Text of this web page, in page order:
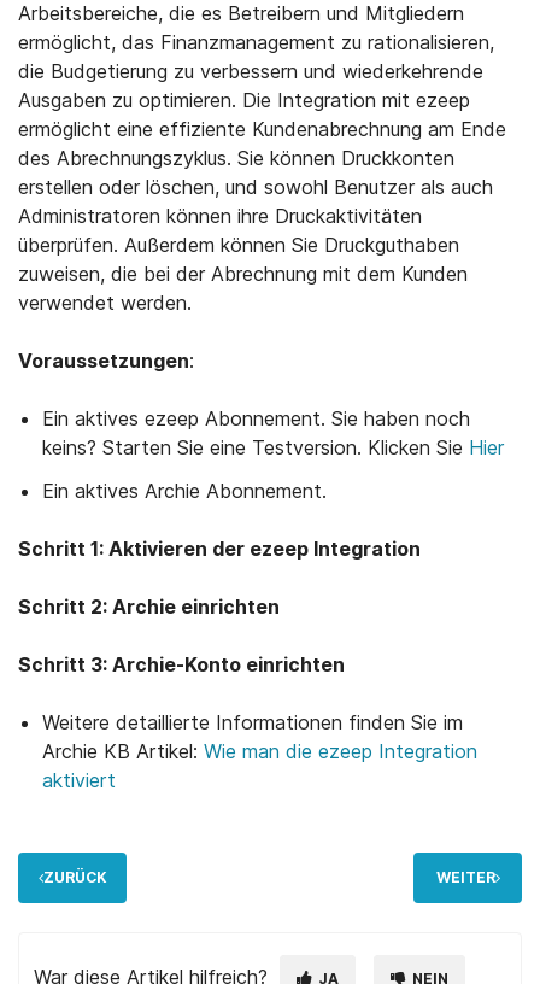
Arbeitsbereiche, die es Betreibern und Mitgliedern
ermöglicht, das Finanzmanagement zu rationalisieren,
die Budgetierung zu verbessern und wiederkehrende
Ausgaben zu optimieren. Die Integration mit ezeep
ermöglicht eine effiziente Kundenabrechnung am Ende
des Abrechnungszyklus. Sie können Druckkonten
erstellen oder löschen, und sowohl Benutzer als auch
Administratoren können ihre Druckaktivitäten
überprüfen. Außerdem können Sie Druckguthaben
zuweisen, die bei der Abrechnung mit dem Kunden
verwendet werden.
Voraussetzungen:
Ein aktives ezeep Abonnement. Sie haben noch
keins? Starten Sie eine Testversion. Klicken Sie Hier
Ein aktives Archie Abonnement.
Schritt 1: Aktivieren der ezeep Integration
Schritt 2: Archie einrichten
Schritt 3: Archie-Konto einrichten
Weitere detaillierte Informationen finden Sie im
Archie KB Artikel: Wie man die ezeep Integration
aktiviert
ZURÜCK WEITER
War diese Artikel hilfreich? JA NEIN